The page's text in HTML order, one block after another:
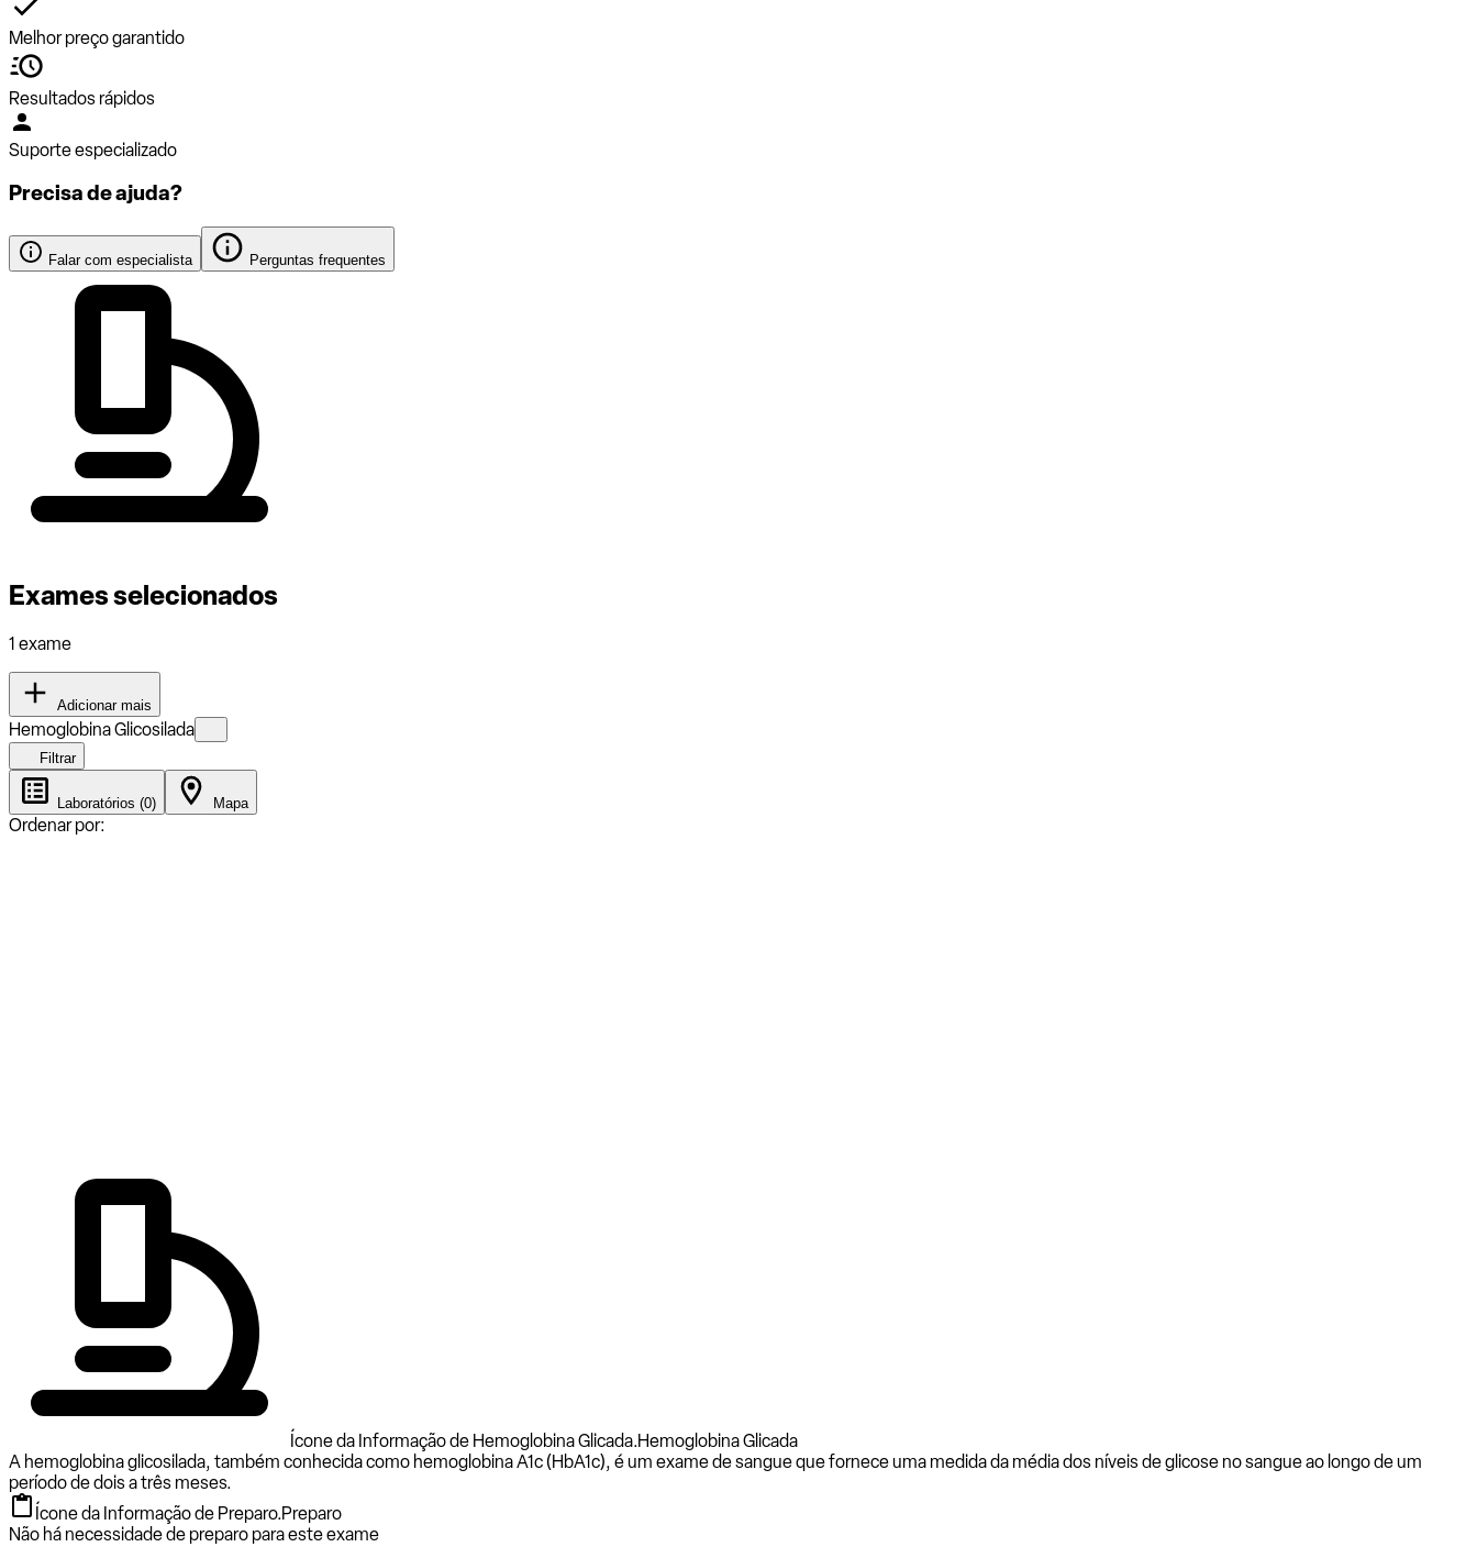
Melhor preço garantido
Resultados rápidos
Suporte especializado
Precisa de ajuda?
Falar com especialista Perguntas frequentes
Exames selecionados
1 exame
Adicionar mais
Hemoglobina Glicosilada
Filtrar
Laboratórios (0) Mapa
Ordenar por:
Ícone da Informação de Hemoglobina Glicada.Hemoglobina Glicada
A hemoglobina glicosilada, também conhecida como hemoglobina A1c (HbA1c), é um exame de sangue que fornece uma medida da média dos níveis de glicose no sangue ao longo de um
período de dois a três meses.
Ícone da Informação de Preparo.Preparo
Não há necessidade de preparo para este exame